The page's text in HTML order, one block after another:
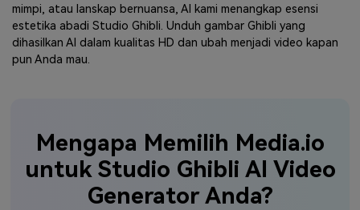
mimpi, atau lanskap bernuansa, AI kami menangkap esensi
estetika abadi Studio Ghibli. Unduh gambar Ghibli yang
dihasilkan AI dalam kualitas HD dan ubah menjadi video kapan
pun Anda mau.
Mengapa Memilih Media.io
untuk Studio Ghibli AI Video
Generator Anda?